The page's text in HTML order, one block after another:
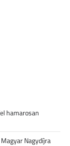
hamarosan
Nagydíjra